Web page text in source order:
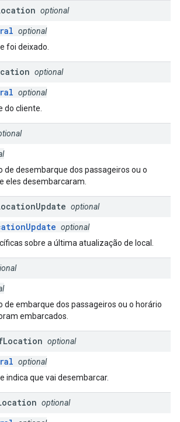
optional
optional
foi deixado.
optional
optional
do cliente.
de desembarque dos passageiros ou o
eles desembarcaram.
Update optional
optional
sobre a última atualização de local.
de embarque dos passageiros ou o horário
embarcados.
Location optional
optional
indica que vai desembarcar.
optional